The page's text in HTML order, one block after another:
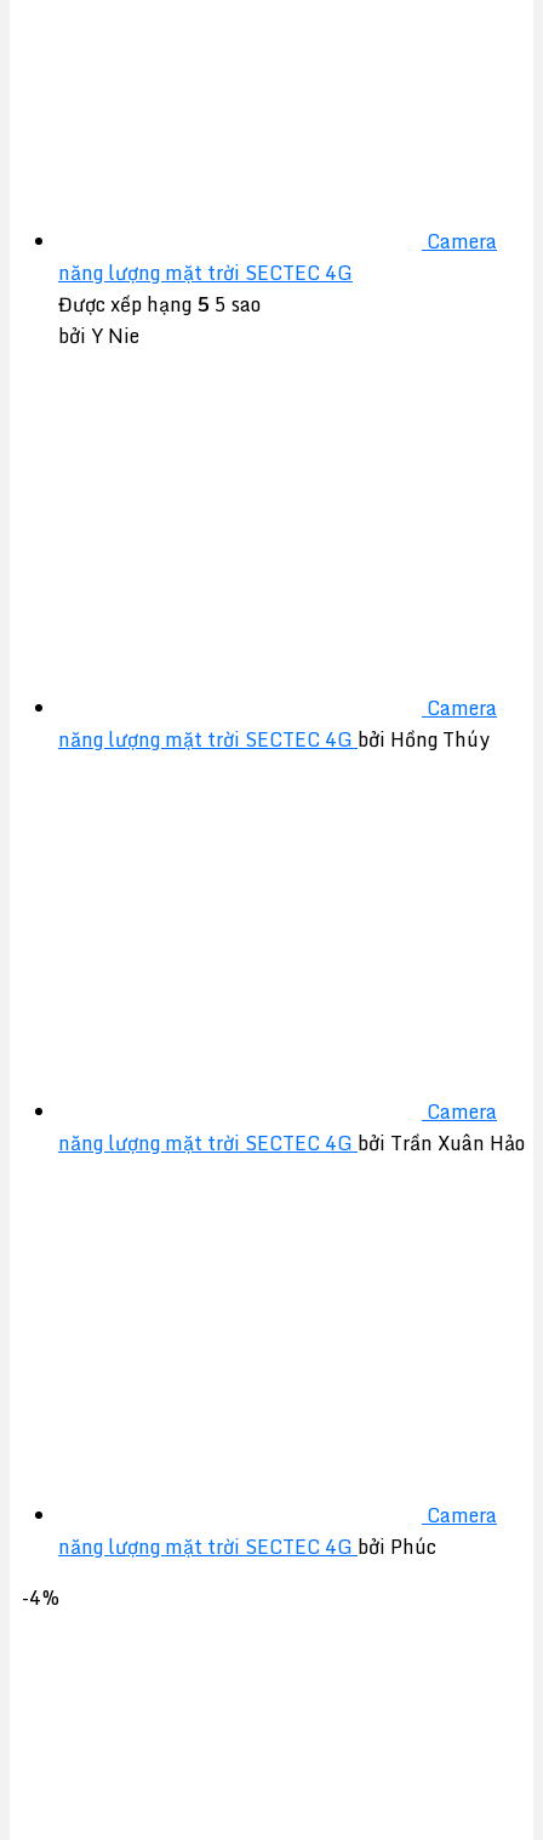
Camera
năng lượng mặt trời SECTEC 4G
Được xếp hạng5 5 sao
bởi Y Nie
Camera
năng lượng mặt trời SECTEC 4G bởi Hồng Thúy
Camera
năng lượng mặt trời SECTEC 4G bởi Trần Xuân Hảo
Camera
năng lượng mặt trời SECTEC 4G bởi Phúc
-4%